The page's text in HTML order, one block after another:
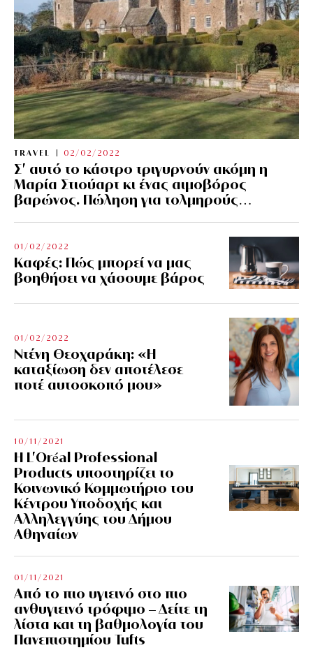
TRAVEL 02/02/2022
Σ’ αυτό το κάστρο τριγυρνούν ακόμη η
Μαρία Στιούαρτ κι ένας αιμοβόρος
βαρώνος. Πώληση για τολμηρούς…
01/02/2022
Kαφές: Πώς μπορεί να μας
βοηθήσει να χάσουμε βάρος
01/02/2022
Ντένη Θεοχαράκη: «Η
καταξίωση δεν αποτέλεσε
ποτέ αυτοσκοπό μου»
10/11/2021
Η L’Οréal Professional
Products υποστηρίζει το
Κοινωνικό Κομμωτήριο του
Κέντρου Υποδοχής και
Αλληλεγγύης του Δήμου
Αθηναίων
01/11/2021
Από το πιο υγιεινό στο πιο
ανθυγιεινό τρόφιμο – Δείτε τη
λίστα και τη βαθμολογία του
Πανεπιστημίου Tufts